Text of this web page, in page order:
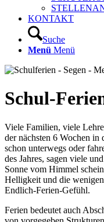
KONTAKT
Suche
Menü Menü
Schul-
Viele Familien, viele
der nächsten 6 Wochen
schon unterwegs oder
des Jahres, sagen viele
Sonne vom Himmel
Helligkeit und die
Endlich-Ferien-Gefühl.
Ferien bedeutet auch